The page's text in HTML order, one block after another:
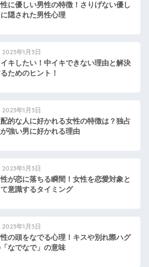
に優しい男性の特徴！さりげない優し
隠された男性心理
2023年1月3日
キしたい！中イキできない理由と解決
ためのヒント！
2023年1月3日
的な人に好かれる女性の特徴は？独占
強い男に好かれる理由
2023年1月3日
が恋に落ちる瞬間！女性を恋愛対象と
て意識するタイミング
2023年1月3日
の頭をなでる心理！キスや別れ際ハグ
なでなで」の意味